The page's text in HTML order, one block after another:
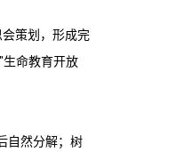
策划，形成完
命教育开放
自然分解；树